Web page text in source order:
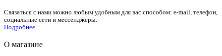
Связаться с нами можно любым удобным для вас способом: e-mail, телефон,
социальные сети и мессенджеры.
Подробнее
О магазине